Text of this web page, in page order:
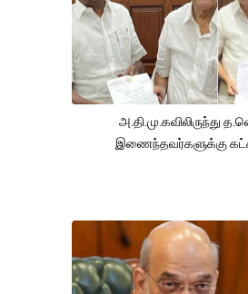
அ.தி.மு.கவிலிருந்து
இணைந்தவர்களுக்கு